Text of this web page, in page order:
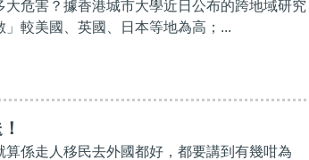
危害？據香港城市大學近日公布的跨地域研究
較美國、英國、日本等地為高；...
係走人移民去外國都好，都要講到有幾咁為